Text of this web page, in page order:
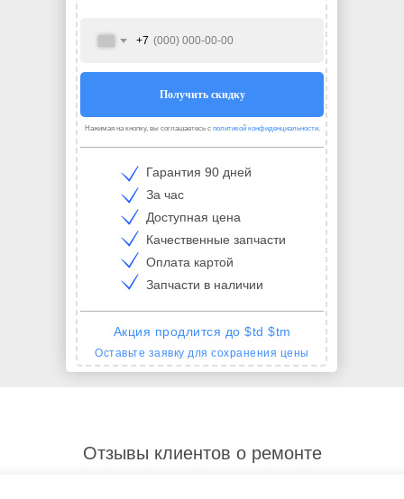
+7
Получить скидку
Нажимая на кнопку, вы соглашаетесь с политикой конфиденциальности.
Акция продлится до $td $tm
Оставьте заявку для сохранения цены
Гарантия 90 дней
За час
Доступная цена
Качественные запчасти
Оплата картой
Запчасти в наличии
Отзывы клиентов о ремонте